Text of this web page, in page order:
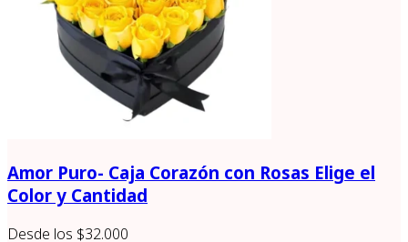
Amor Puro- Caja Corazón con Rosas Elige el
Color y Cantidad
Desde los $32.000